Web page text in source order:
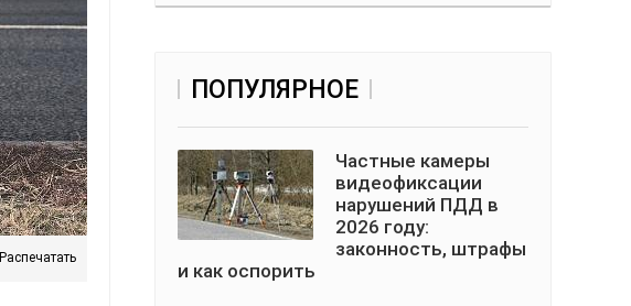
Распечатать
ПОПУЛЯРНОЕ
Частные камеры
видеофиксации
нарушений ПДД в
2026 году:
законность, штрафы
и как оспорить